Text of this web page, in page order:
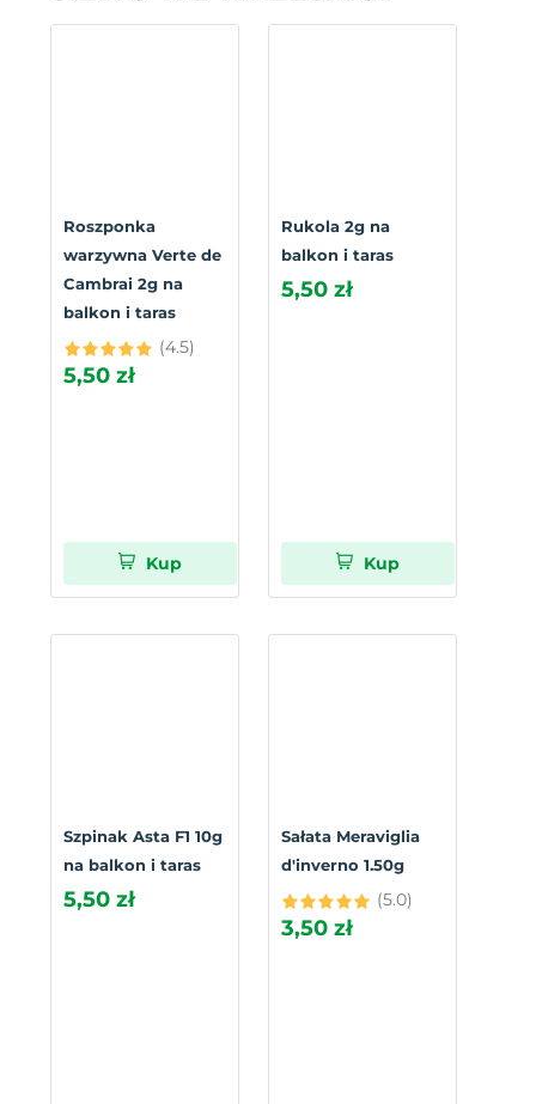
Roszponka
warzywna Verte de
Cambrai 2g na
balkon i taras
(4.5)
5,50 zł
Kup
Rukola 2g na
balkon i taras
5,50 zł
Kup
Szpinak Asta F1 10g
na balkon i taras
5,50 zł
Sałata Meraviglia
d'inverno 1.50g
(5.0)
3,50 zł